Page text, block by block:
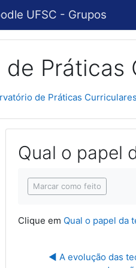
UFSC - Grupos
Práticas
de Práticas Curriculares
Qual o papel
Marcar como feito
Clique em Qual o papel da
◀︎ A evolução das